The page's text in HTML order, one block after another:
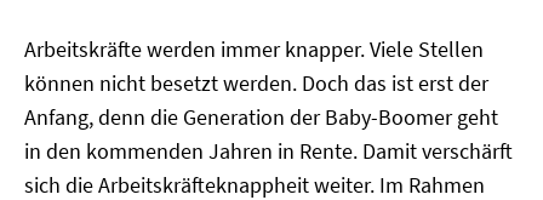
Arbeitskräfte werden immer knapper. Viele Stellen
können nicht besetzt werden. Doch das ist erst der
Anfang, denn die Generation der Baby-Boomer geht
in den kommenden Jahren in Rente. Damit verschärft
sich die Arbeitskräfteknappheit weiter. Im Rahmen